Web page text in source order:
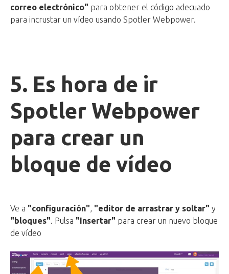
correo electrónico" para obtener el código adecuado
para incrustar un vídeo usando Spotler Webpower.
5. Es hora de ir
Spotler Webpower
para crear un
bloque de vídeo
Ve a "configuración", "editor de arrastrar y soltar" y
"bloques". Pulsa "Insertar" para crear un nuevo bloque
de vídeo